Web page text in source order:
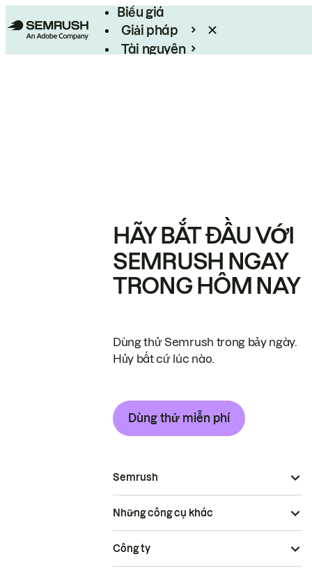
Biểu giá
Giải pháp
Tài nguyên
HÃY BẮT ĐẦU VỚI
SEMRUSH NGAY
TRONG HÔM NAY
Dùng thử Semrush trong bảy ngày.
Hủy bất cứ lúc nào.
Dùng thử miễn phí
Semrush
Những công cụ khác
Công ty